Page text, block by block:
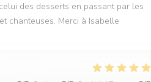
des desserts en passant par les
chanteuses. Merci à Isabelle